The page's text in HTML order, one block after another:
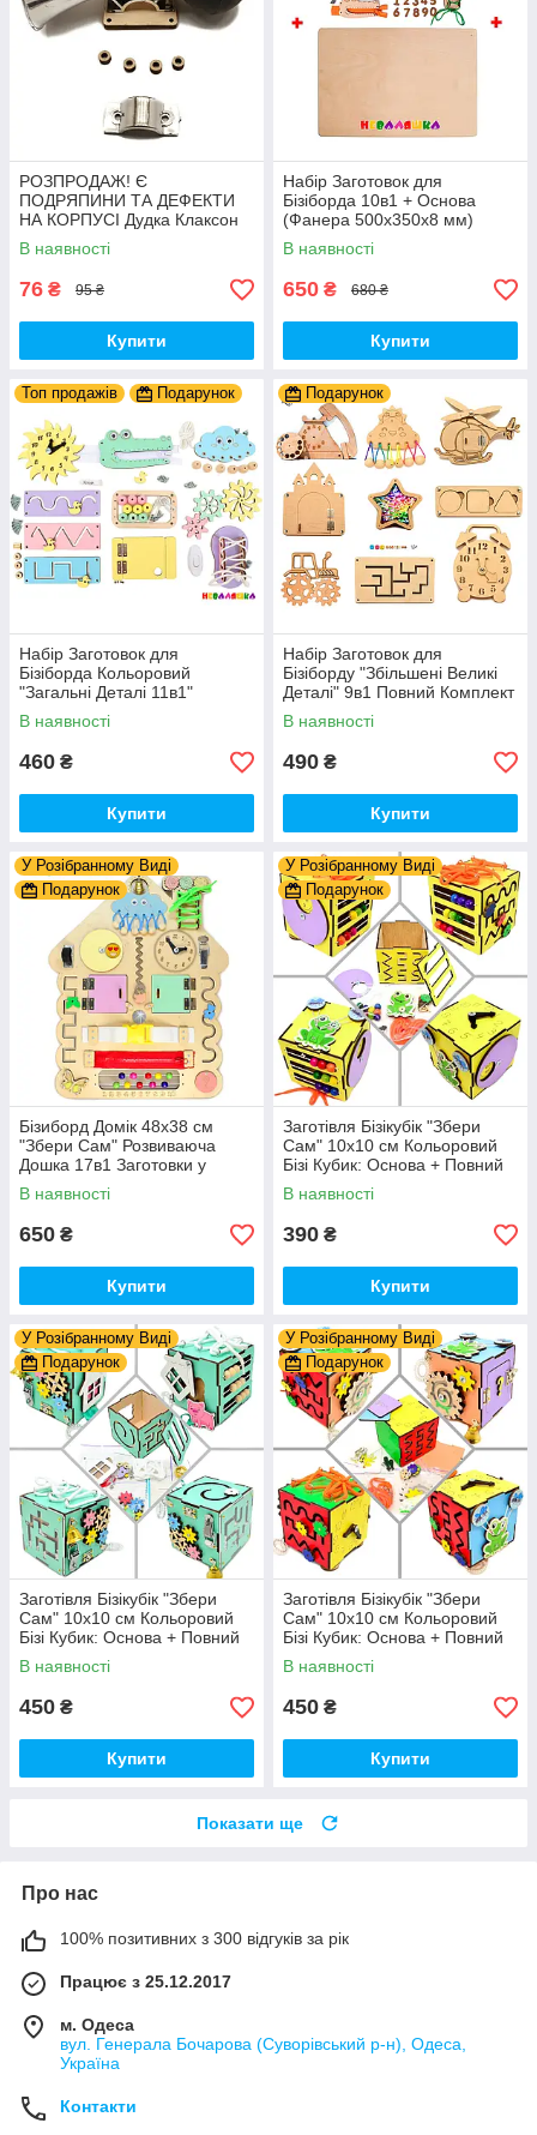
РОЗПРОДАЖ! Є
ПОДРЯПИНИ ТА ДЕФЕКТИ
НА КОРПУСІ Дудка Клаксон
для Велосипедів 14 см Фа-
Фа Пластик + Гума
В наявності
76 ₴ 95 ₴
Купити
Набір Заготовок для
Бізіборда 10в1 + Основа
(Фанера 500x350x8 мм)
Базові Деталі, Весь Комплект
- Собери Сам
В наявності
650 ₴ 680 ₴
Купити
Топ продажів Подарунок
Набір Заготовок для
Бізіборда Кольоровий
"Загальні Деталі 11в1"
Базовий Комплект (+Клей,
Шурупи) Набiр Заготівель
для Бiзiкуба
В наявності
460 ₴
Купити
Подарунок
Набір Заготовок для
Бізіборду "Збільшені Великі
Деталі" 9в1 Повний Комплект
+ Всі Кріплення
В наявності
490 ₴
Купити
У Розібранному Виді
Подарунок
Бізиборд Домік 48x38 см
"Збери Сам" Розвиваюча
Дошка 17в1 Заготовки у
Разобранному вигляді +
Деталі та Фарба
В наявності
650 ₴
Купити
У Розібранному Виді
Подарунок
Заготівля Бізікубік "Збери
Сам" 10х10 см Кольоровий
Бізі Кубик: Основа + Повний
Комплект (в Розібраному
Виді) Кубік Бізи, Жовтий
В наявності
390 ₴
Купити
У Розібранному Виді
Подарунок
Заготівля Бізікубік "Збери
Сам" 10х10 см Кольоровий
Бізі Кубик: Основа + Повний
Комплект (в Розібраному
Виді) Кубік Бізи, Бірюза
В наявності
450 ₴
Купити
У Розібранному Виді
Подарунок
Заготівля Бізікубік "Збери
Сам" 10х10 см Кольоровий
Бізі Кубик: Основа + Повний
Комплект (в Розібраному
Виді) Кубік Бізи, Різнокол
В наявності
450 ₴
Купити
Показати ще
Про нас
100% позитивних з 300 відгуків за рік
Працює з 25.12.2017
м. Одеса
вул. Генерала Бочарова (Суворівський р-н), Одеса,
Україна
Контакти